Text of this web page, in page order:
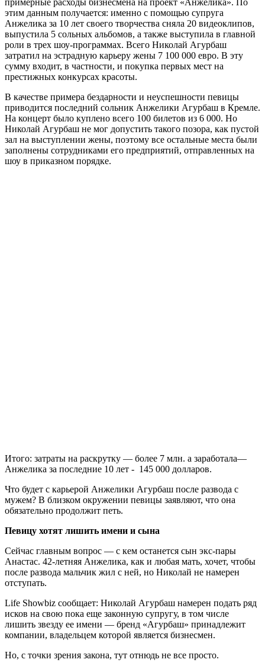
этим данным получается: именно с помощью супруга
Анжелика за 10 лет своего творчества сняла 20 видеоклипов,
выпустила 5 сольных альбомов, а также выступила в главной
роли в трех шоу-программах. Всего Николай Агурбаш
затратил на эстрадную карьеру жены 7 100 000 евро. В эту
сумму входит, в частности, и покупка первых мест на
престижных конкурсах красоты.
В качестве примера бездарности и неуспешности певицы
приводится последний сольник Анжелики Агурбаш в Кремле.
На концерт было куплено всего 100 билетов из 6 000. Но
Николай Агурбаш не мог допустить такого позора, как пустой
зал на выступлении жены, поэтому все остальные места были
заполнены сотрудниками его предприятий, отправленных на
шоу в приказном порядке.
Итого: затраты на раскрутку — более 7 млн. а заработала—
Анжелика за последние 10 лет - 145 000 долларов.
Что будет с карьерой Анжелики Агурбаш после развода с
мужем? В близком окружении певицы заявляют, что она
обязательно продолжит петь.
Певицу хотят лишить имени и сына
Сейчас главным вопрос — с кем останется сын экс-пары
Анастас. 42-летняя Анжелика, как и любая мать, хочет, чтобы
после развода мальчик жил с ней, но Николай не намерен
отступать.
Life Showbiz сообщает: Николай Агурбаш намерен подать ряд
исков на свою пока еще законную супругу, в том числе
лишить звезду ее имени — бренд «Агурбаш» принадлежит
компании, владельцем которой является бизнесмен.
Но, с точки зрения закона, тут отнюдь не все просто.